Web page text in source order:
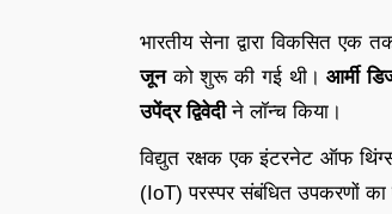
भारतीय सेना द्वारा विकसित एक
जूनको शुरू की गई थी।आर्मी
उपेंद्र द्विवेदीने लॉन्च किया।
विद्युत रक्षक एक इंटरनेट ऑफ
(IoT) परस्पर संबंधित उपकरणों